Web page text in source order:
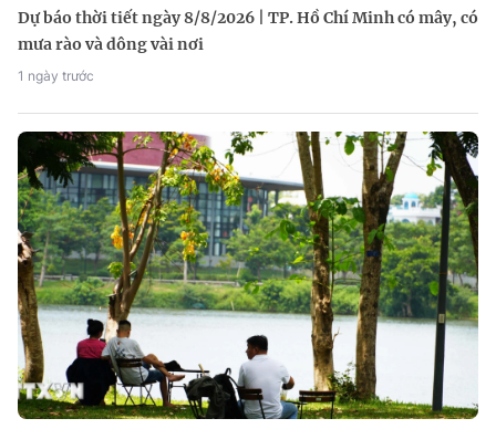
Dự báo thời tiết ngày 8/8/2026 | TP. Hồ Chí Minh có mây, có
mưa rào và dông vài nơi
1 ngày trước